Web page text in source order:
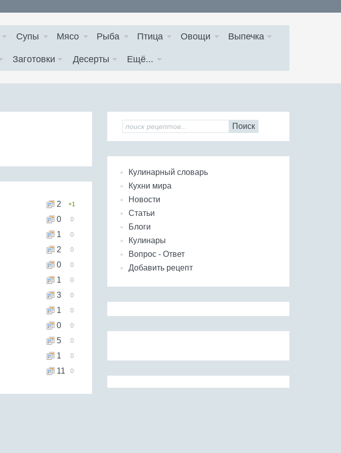
Супы Мясо Рыба Птица Овощи Выпечка
Заготовки Десерты Ещё...
2 +1
0 0
1 0
2 0
0 0
1 0
3 0
1 0
0 0
5 0
1 0
11 0
Поиск
Кулинарный словарь
Кухни мира
Новости
Статьи
Блоги
Кулинары
Вопрос - Ответ
Добавить рецепт